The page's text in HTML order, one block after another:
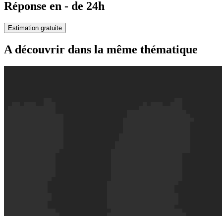
Réponse en - de 24h
Estimation gratuite
A découvrir dans la même thématique